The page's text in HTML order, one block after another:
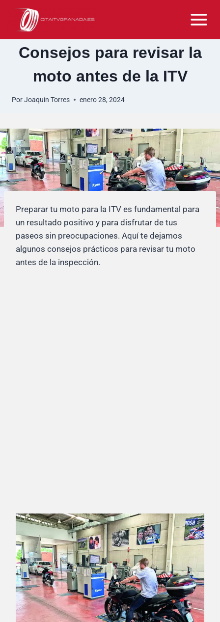
Saltar
contenido
Consejos para revisar la
moto antes de la ITV
PorJoaquín Torres enero 28, 2024
Preparar tu moto para la ITV es fundamental para
un resultado positivo y para disfrutar de tus
paseos sin preocupaciones. Aquí te dejamos
algunos consejos prácticos para revisar tu moto
antes de la inspección.